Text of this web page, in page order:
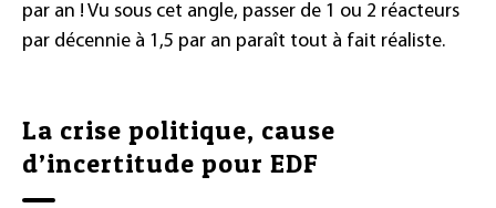
par an ! Vu sous cet angle, passer de 1 ou 2 réacteurs
par décennie à 1,5 par an paraît tout à fait réaliste.
La crise politique, cause
d’incertitude pour EDF